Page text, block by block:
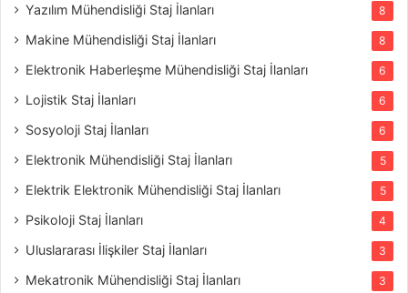
Yazılım Mühendisliği Staj İlanları 8
Makine Mühendisliği Staj İlanları 8
Elektronik Haberleşme Mühendisliği Staj İlanları 6
Lojistik Staj İlanları 6
Sosyoloji Staj İlanları 6
Elektronik Mühendisliği Staj İlanları 5
Elektrik Elektronik Mühendisliği Staj İlanları 5
Psikoloji Staj İlanları 4
Uluslararası İlişkiler Staj İlanları 3
Mekatronik Mühendisliği Staj İlanları 3